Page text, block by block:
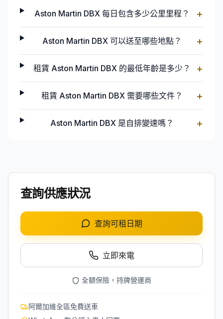
Aston Martin DBX 每日包含多少公里里程？ +
Aston Martin DBX 可以送至哪些地點？ +
租賃 Aston Martin DBX 的最低年齡是多少？ +
租賃 Aston Martin DBX 需要哪些文件？ +
Aston Martin DBX 是自排變速嗎？ +
查詢供應狀況
查詢可租日期
立即來電
全額保險，持牌營運商
阿爾加維全區免費送車